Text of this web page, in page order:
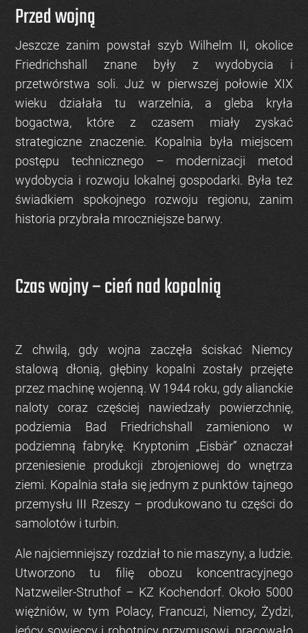
Przed wojną
Jeszcze zanim powstał szyb Wilhelm II, okolice
Friedrichshall znane były z wydobycia i
przetwórstwa soli. Już w pierwszej połowie XIX
wieku działała tu warzelnia, a gleba kryła
bogactwa, które z czasem miały zyskać
strategiczne znaczenie. Kopalnia była miejscem
postępu technicznego – modernizacji metod
wydobycia i rozwoju lokalnej gospodarki. Była też
świadkiem spokojnego rozwoju regionu, zanim
historia przybrała mroczniejsze barwy.
Czas wojny – cień nad kopalnią
Z chwilą, gdy wojna zaczęła ściskać Niemcy
stalową dłonią, głębiny kopalni zostały przejęte
przez machinę wojenną. W 1944 roku, gdy alianckie
naloty coraz częściej nawiedzały powierzchnię,
podziemia Bad Friedrichshall zamieniono w
podziemną fabrykę. Kryptonim „Eisbär” oznaczał
przeniesienie produkcji zbrojeniowej do wnętrza
ziemi. Kopalnia stała się jednym z punktów tajnego
przemysłu III Rzeszy – produkowano tu części do
samolotów i turbin.
Ale najciemniejszy rozdział to nie maszyny, a ludzie.
Utworzono tu filię obozu koncentracyjnego
Natzweiler-Struthof – KZ Kochendorf. Około 5000
więźniów, w tym Polacy, Francuzi, Niemcy, Żydzi,